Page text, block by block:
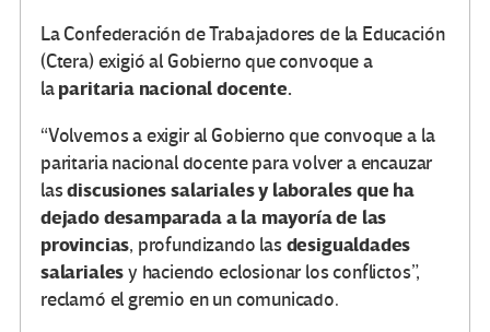
La Confederación de Trabajadores de la Educación
(Ctera) exigió al Gobierno que convoque a
laparitaria nacional docente.
“Volvemos a exigir al Gobierno que convoque a la
paritaria nacional docente para volver a encauzar
lasdiscusiones salariales y laborales que ha
dejado desamparada a la mayoría de las
provincias, profundizando las desigualdades
salarialesy haciendo eclosionar los conflictos”,
reclamó el gremio en un comunicado.